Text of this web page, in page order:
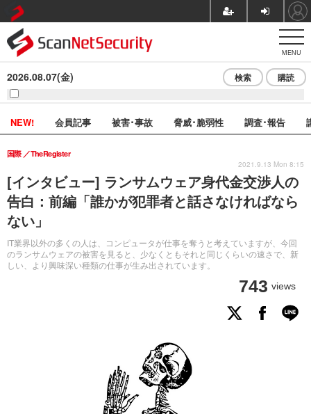
MENU
2026.08.07(金) 検索 購読
NEW! 会員記事 被害･事故 脅威･脆弱性 調査･報告
[インタビュー] ランサムウェア身代金交渉人の
告白：前編「誰かが犯罪者と話さなければなら
ない」
IT業界以外の多くの人は、コンピュータが仕事を奪うと考えていますが、今回
のランサムウェアの被害を見ると、少なくともそれと同じくらいの速さで、新
しい、より興味深い種類の仕事が生み出されています。
国際 TheRegister
743 views
2021.9.13 Mon 8:15